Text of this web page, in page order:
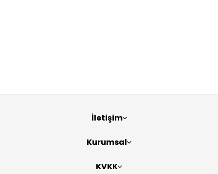
İletişim
Kurumsal
KVKK